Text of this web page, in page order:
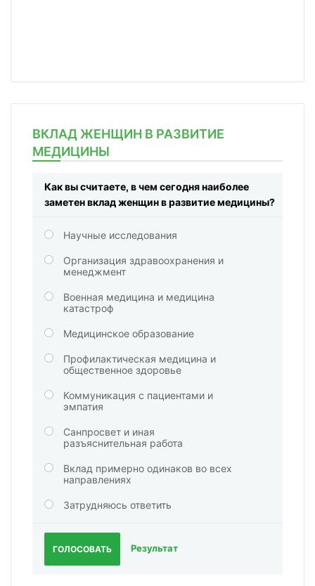
ВКЛАД ЖЕНЩИН В РАЗВИТИЕ
МЕДИЦИНЫ
Как вы считаете, в чем сегодня наиболее
заметен вклад женщин в развитие медицины?
Научные исследования
Организация здравоохранения и
менеджмент
Военная медицина и медицина
катастроф
Медицинское образование
Профилактическая медицина и
общественное здоровье
Коммуникация с пациентами и
эмпатия
Санпросвет и иная
разъяснительная работа
Вклад примерно одинаков во всех
направлениях
Затрудняюсь ответить
ГОЛОСОВАТЬ Результат